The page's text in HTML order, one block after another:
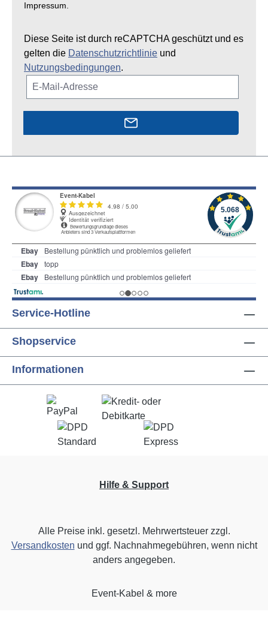
Impressum.
Diese Seite ist durch reCAPTCHA geschützt und es
gelten die Datenschutzrichtlinie und
Nutzungsbedingungen.
Service-Hotline
Shopservice
Informationen
Hilfe & Support
Alle Preise inkl. gesetzl. Mehrwertsteuer zzgl.
Versandkosten und ggf. Nachnahmegebühren, wenn nicht
anders angegeben.
Event-Kabel & more